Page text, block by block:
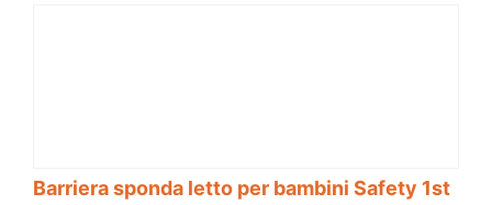
Barriera sponda letto per bambini Safety 1st